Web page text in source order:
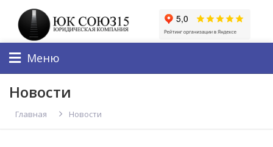
Меню
Новости
Главная Новости